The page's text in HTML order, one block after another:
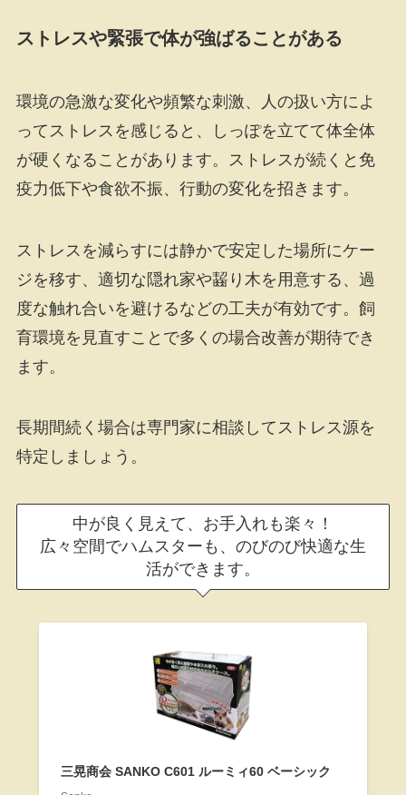
ストレスや緊張で体が強ばることがある
環境の急激な変化や頻繁な刺激、人の扱い方によ
ってストレスを感じると、しっぽを立てて体全体
が硬くなることがあります。ストレスが続くと免
疫力低下や食欲不振、行動の変化を招きます。
ストレスを減らすには静かで安定した場所にケー
ジを移す、適切な隠れ家や齧り木を用意する、過
度な触れ合いを避けるなどの工夫が有効です。飼
育環境を見直すことで多くの場合改善が期待でき
ます。
長期間続く場合は専門家に相談してストレス源を
特定しましょう。
中が良く見えて、お手入れも楽々！
広々空間でハムスターも、のびのび快適な生
活ができます。
三晃商会 SANKO C601 ルーミィ60 ベーシック